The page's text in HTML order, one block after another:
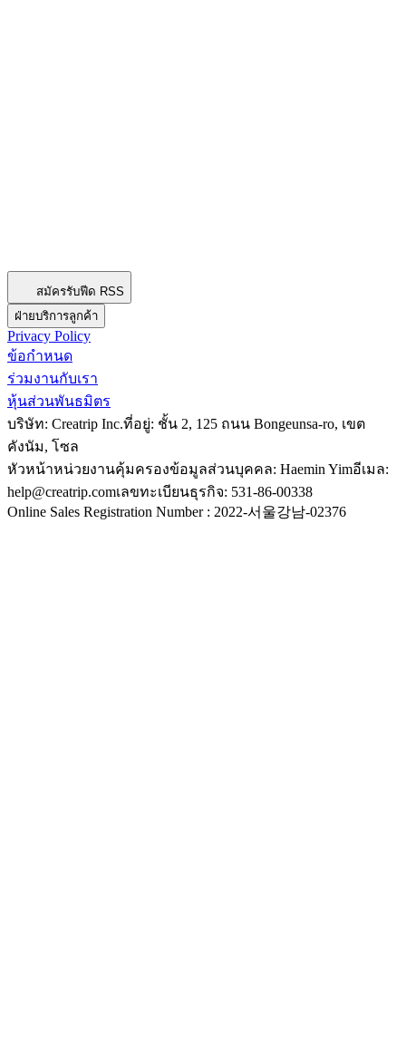
สมัครรับฟีด RSS
ฝ่ายบริการลูกค้า
Privacy Policy
ข้อกำหนด
ร่วมงานกับเรา
หุ้นส่วนพันธมิตร
บริษัท: Creatrip Inc.ที่อยู่: ชั้น 2, 125 ถนน Bongeunsa-ro, เขต
คังนัม, โซล
หัวหน้าหน่วยงานคุ้มครองข้อมูลส่วนบุคคล: Haemin Yimอีเมล:
help@creatrip.comเลขทะเบียนธุรกิจ: 531-86-00338
Online Sales Registration Number : 2022-서울강남-02376